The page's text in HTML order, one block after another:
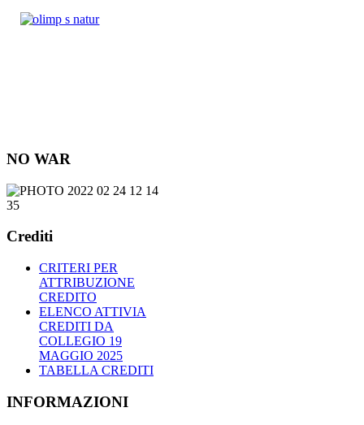
NO WAR
Crediti
CRITERI PER
ATTRIBUZIONE
CREDITO
ELENCO ATTIVIA
CREDITI DA
COLLEGIO 19
MAGGIO 2025
TABELLA CREDITI
INFORMAZIONI